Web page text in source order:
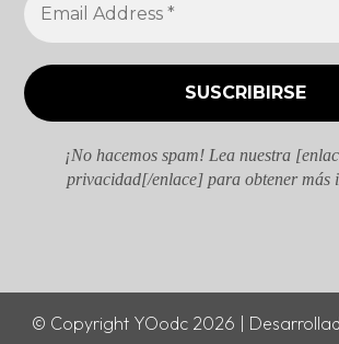
¡No hacemos spam! Lea nuestra
privacidad[/enlace] para obtener más
© Copyright YOodc 2026 |